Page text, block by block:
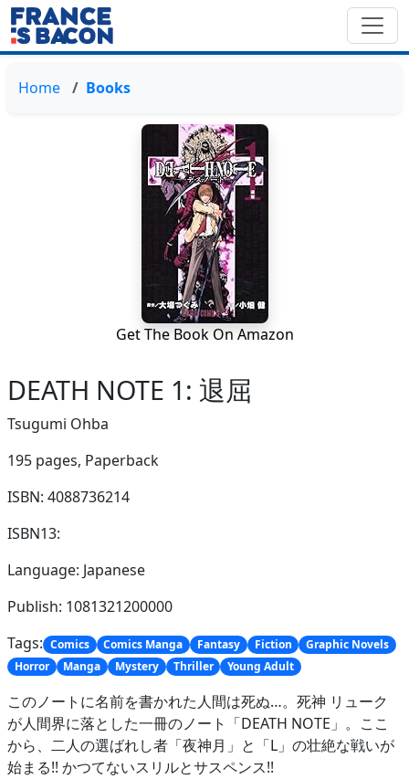
Home Books
Get The Book On Amazon
DEATH NOTE 1: 退屈
Tsugumi Ohba
195 pages, Paperback
ISBN: 4088736214
ISBN13:
Language: Japanese
Publish: 1081321200000
Tags: Comics Comics Manga Fantasy Fiction
Graphic Novels
Horror
Manga Mystery Thriller Young Adult
このノートに名前を書かれた人間は死ぬ…。死神 リューク
が人間界に落とした一冊のノート「DEATH NOTE」。ここ
から、二人の選ばれし者「夜神月」と「L」の壮絶な戦いが
始まる!! かつてないスリルとサスペンス!!